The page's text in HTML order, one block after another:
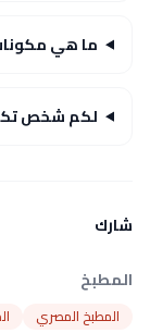
ما هي
لكم شخص
شارك
المطبخ
المطبخ المصري